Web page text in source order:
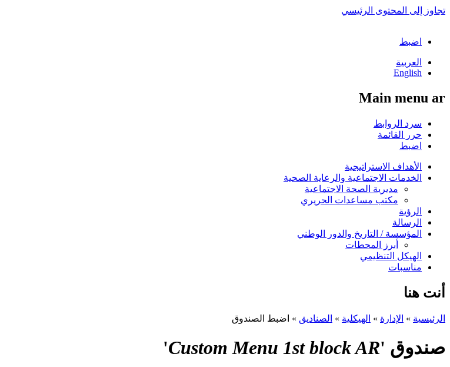
تجاوز إلى المحتوى الرئيسي
اضبط
العربية
English
Main menu ar
سرد الروابط
حرر القائمة
اضبط
الأهداف الاستراتيجية
الخدمات الاجتماعية والرعاية الصحية
مديرية الصحة الاجتماعية
مكتب مساعدات الحريري
الرؤية
الرسالة
المؤسسة / التاريخ والدور الوطني
أبرز المحطات
الهيكل التنظيمي
مناسبات
أنت هنا
الرئيسية » الإدارة » الهيكلية » الصناديق » اضبط الصندوق
صندوق 'Custom Menu 1st block AR
'